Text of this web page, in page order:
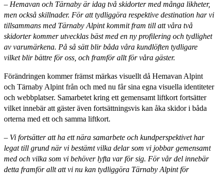
– Hemavan och Tärnaby är idag två skidorter med många likheter,
men också skillnader. För att tydliggöra respektive destination har vi
tillsammans med Tärnaby Alpint kommit fram till att våra två
skidorter kommer utvecklas bäst med en ny profilering och tydlighet
av varumärkena. På så sätt blir båda våra kundlöften tydligare
vilket blir bättre för oss, och framför allt för våra gäster.
Förändringen kommer främst märkas visuellt då Hemavan Alpint
och Tärnaby Alpint från och med nu får sina egna visuella identiteter
och webbplatser. Samarbetet kring ett gemensamt liftkort fortsätter
vilket innebär att gäster även fortsättningsvis kan åka skidor i båda
orterna med ett och samma liftkort.
– Vi fortsätter att ha ett nära samarbete och kundperspektivet har
legat till grund när vi bestämt vilka delar som vi jobbar gemensamt
med och vilka som vi behöver lyfta var för sig. För vår del innebär
detta framför allt att vi nu kan tydliggöra Tärnaby Alpint för